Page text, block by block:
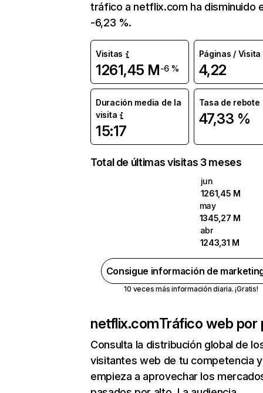
tráfico a netflix.com ha disminuido
-6,23 %.
Visitas
1261,45 M-6 %
Páginas / Visita
4,22
Duración media de la
visita
15:17
Tasa de rebote
47,33 %
Total de últimas visitas 3 meses
jun
1261,45 M
may
1345,27 M
abr
1243,31 M
Consigue información de
10 veces más información diaria. ¡Gratis!
netflix.comTráfico web por
Consulta la distribución global de
visitantes web de tu competencia y
empieza a aprovechar los